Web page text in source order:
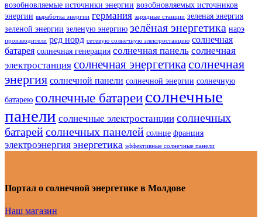
возобновляемые источники энергии возобновляемых источников
энергии выработка энергии германия зарядные станции зеленая энергия
зеленой энергии зеленую энергию зелёная энергетика нарэ
производители ред норд сетевую солнечную электростанцию солнечная
батарея солнечная генерация солнечная панель солнечная
электростанция солнечная энергетикасолнечная
энергия солнечной панели солнечной энергии солнечную
батарею солнечные батареисолнечные
панели солнечные электростанции солнечных
батарейсолнечных панелей солнце франция
электроэнергия энергетика эффективные солнечные панели
Портал о солнечной энергетике в Молдове
Наш магазин